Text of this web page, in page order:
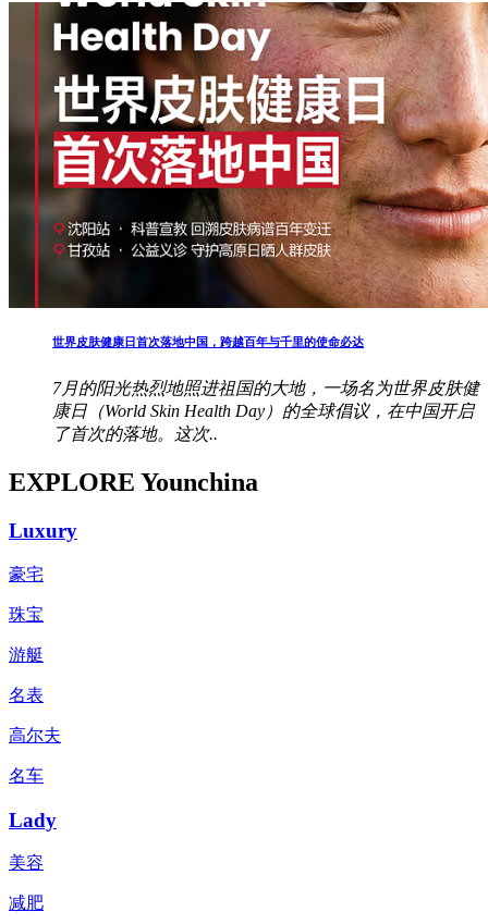
世界皮肤健康日首次落地中国，跨越百年与千里的使命必达
7月的阳光热烈地照进祖国的大地，一场名为世界皮肤健
康日（World Skin Health Day）的全球倡议，在中国开启
了首次的落地。这次..
EXPLORE Younchina
Luxury
豪宅
珠宝
游艇
名表
高尔夫
名车
Lady
美容
减肥